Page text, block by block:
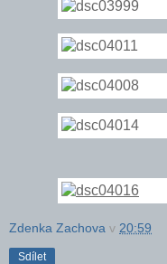
Zdenka Zachova v 20:59
Sdílet